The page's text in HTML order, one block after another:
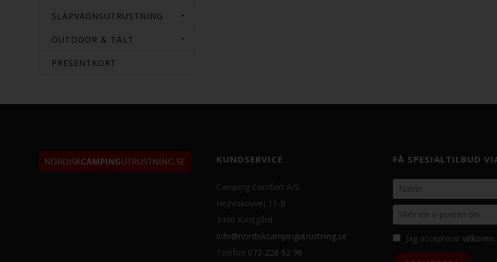
SLÄPVAGNSUTRUSTNING
OUTDOOR & TÄLT
PRESENTKORT
KUNDSERVICE
Camping Comfort A/S
Hejreskovvej 11-B
3490 Kvistgård
info@nordiskcampingutrustning.se
Telefon 072-226 62 96
FÅ SPESIALTILBUD
Jag accepterar villkoren